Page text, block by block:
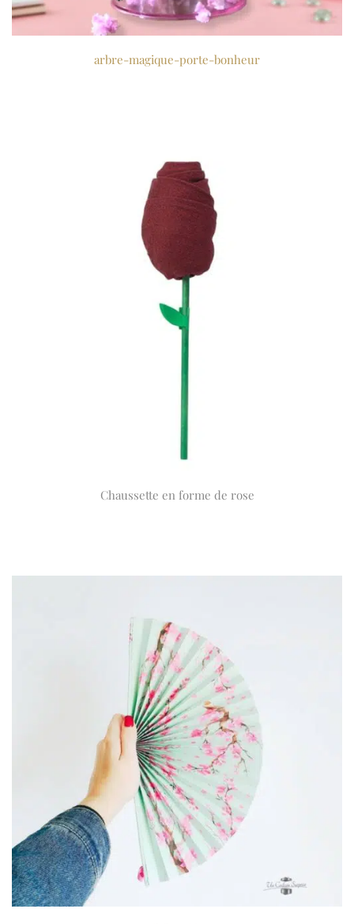
arbre-magique-porte-bonheur
Chaussette en forme de rose